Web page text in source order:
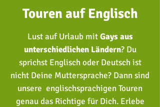
Touren auf Englisch
Lust auf Urlaub mitGays aus
unterschiedlichen Ländern? Du
sprichst Englisch oder Deutsch ist
nicht Deine Muttersprache? Dann sind
unsere englischsprachigen Touren
genau das Richtige für Dich. Erlebe